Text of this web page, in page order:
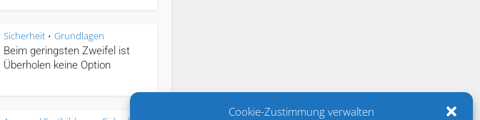
Cookie-Zustimmung verwalten
Sicherheit • Grundlagen
Beim geringsten Zweifel ist
Überholen keine Option